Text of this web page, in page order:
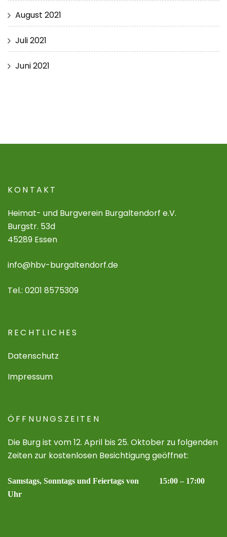
August 2021
Juli 2021
Juni 2021
KONTAKT
Heimat- und Burgverein Burgaltendorf e.V.
Burgstr. 53d
45289 Essen
info@hbv-burgaltendorf.de
Tel.: 0201 8575309
RECHTLICHES
Datenschutz
Impressum
ÖFFNUNGSZEITEN
Die Burg ist vom 12. April bis 25. Oktober zu folgenden
Zeiten zur kostenlosen Besichtigung geöffnet:
Samstags, Sonntags und Feiertags von 15:00 – 17:00
Uhr